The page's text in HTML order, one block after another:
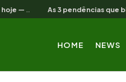
HOME NEWS